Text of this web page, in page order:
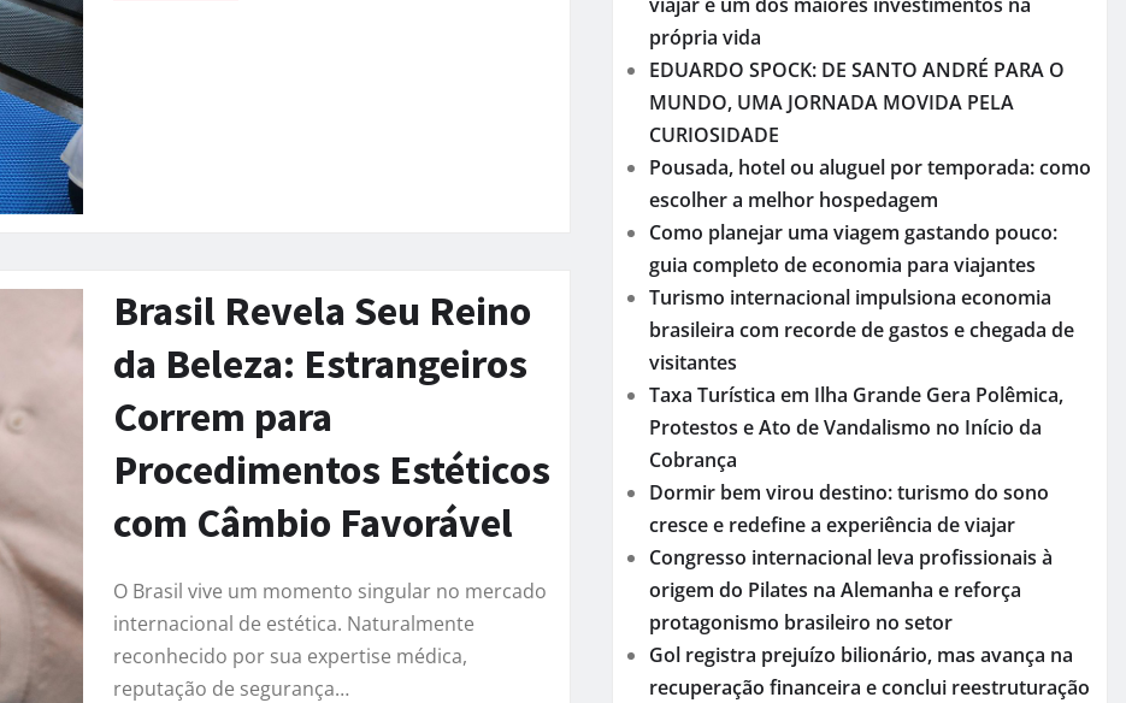
Brasil Revela Seu Reino
da Beleza: Estrangeiros
Correm para
Procedimentos Estéticos
com Câmbio Favorável
O Brasil vive um momento singular no mercado
internacional de estética. Naturalmente
reconhecido por sua expertise médica,
reputação de segurança…
própria vida
EDUARDO SPOCK: DE SANTO ANDRÉ PARA O
MUNDO, UMA JORNADA MOVIDA PELA
CURIOSIDADE
Pousada, hotel ou aluguel por temporada: como
escolher a melhor hospedagem
Como planejar uma viagem gastando pouco:
guia completo de economia para viajantes
Turismo internacional impulsiona economia
brasileira com recorde de gastos e chegada de
visitantes
Taxa Turística em Ilha Grande Gera Polêmica,
Protestos e Ato de Vandalismo no Início da
Cobrança
Dormir bem virou destino: turismo do sono
cresce e redefine a experiência de viajar
Congresso internacional leva profissionais à
origem do Pilates na Alemanha e reforça
protagonismo brasileiro no setor
Gol registra prejuízo bilionário, mas avança na
recuperação financeira e conclui reestruturação